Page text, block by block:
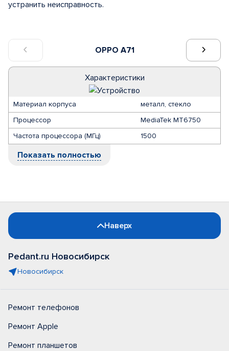
OPPO A71
Характеристики
Материал корпуса
металл, стекло
Процессор
MediaTek MT6750
Частота процессора (МГц)
1500
Показать полностью
устранить неисправность.
Наверх
Pedant.ru Новосибирск
Новосибирск
Ремонт телефонов
Ремонт Apple
Ремонт планшетов